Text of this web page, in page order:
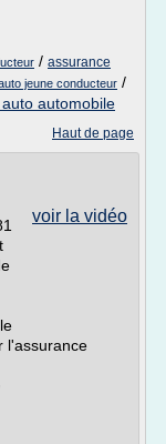
/ assurance
jeune conducteur /
automobile
Haut de page
voir la vidéo
l'assurance